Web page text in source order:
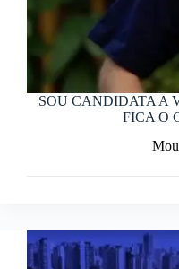
SOU CANDIDATA A
FICA O